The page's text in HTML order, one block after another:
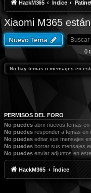
HackM365 Índice
Xiaomi M365
Nuevo Tema
0
No hay temas o mensajes en
PERMISOS DEL FORO
No puedes abrir nuevos temas en
No puedes responder a temas en
No puedes editar sus mensajes
No puedes borrar sus mensajes
No puedes enviar adjuntos en
HackM365 Índice